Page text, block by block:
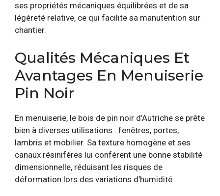
ses propriétés mécaniques équilibrées et de sa
légèreté relative, ce qui facilite sa manutention sur
chantier.
Qualités Mécaniques Et
Avantages En Menuiserie
Pin Noir
En menuiserie, le bois de pin noir d’Autriche se prête
bien à diverses utilisations : fenêtres, portes,
lambris et mobilier. Sa texture homogène et ses
canaux résinifères lui confèrent une bonne stabilité
dimensionnelle, réduisant les risques de
déformation lors des variations d’humidité.